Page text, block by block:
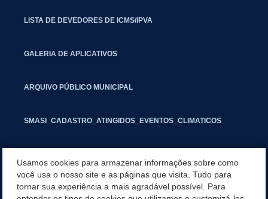
LISTA DE DEVEDORES DE ICMS/IPVA
GALERIA DE APLICATIVOS
ARQUIVO PÚBLICO MUNICIPAL
SMASI_CADASTRO_ATINGIDOS_EVENTOS_CLIMATICOS
INFORMATIVO PIT
Usamos cookies para armazenar informações sobre como
você usa o nosso site e as páginas que visita. Tudo para
tornar sua experiência a mais agradável possível. Para